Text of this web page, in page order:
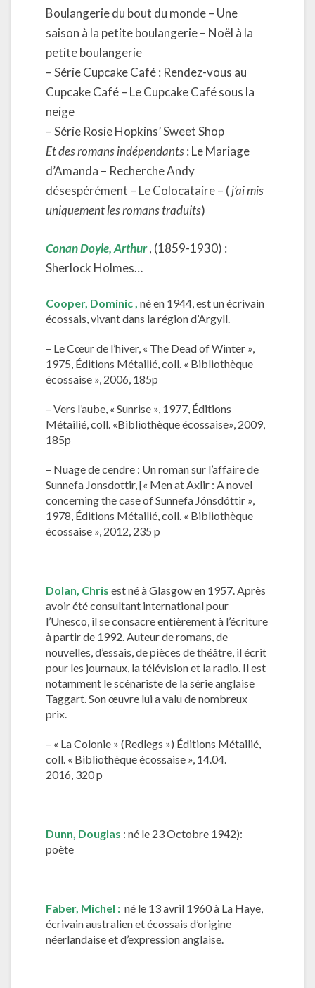
Boulangerie du bout du monde – Une
saison à la petite boulangerie – Noël à la
petite boulangerie
– Série Cupcake Café : Rendez-vous au
Cupcake Café – Le Cupcake Café sous la
neige
– Série Rosie Hopkins’ Sweet Shop
Et des romans indépendants: Le Mariage
d’Amanda – Recherche Andy
désespérément – Le Colocataire – (j’ai mis
uniquement les romans traduits)
Conan Doyle,Arthur, (1859-1930) :
Sherlock Holmes…
Cooper, Dominic, né en 1944, est un écrivain
écossais, vivant dans la région d’Argyll.
– Le Cœur de l’hiver, « The Dead of Winter »,
1975, Éditions Métailié, coll. « Bibliothèque
écossaise », 2006, 185p
– Vers l’aube, « Sunrise », 1977, Éditions
Métailié, coll. «Bibliothèque écossaise», 2009,
185p
– Nuage de cendre : Un roman sur l’affaire de
Sunnefa Jonsdottir, [« Men at Axlir : A novel
concerning the case of Sunnefa Jónsdóttir »,
1978, Éditions Métailié, coll. « Bibliothèque
écossaise », 2012, 235 p
Dolan, Chris est né à Glasgow en 1957. Après
avoir été consultant international pour
l’Unesco, il se consacre entièrement à l’écriture
à partir de 1992. Auteur de romans, de
nouvelles, d’essais, de pièces de théâtre, il écrit
pour les journaux, la télévision et la radio. Il est
notamment le scénariste de la série anglaise
Taggart. Son œuvre lui a valu de nombreux
prix.
– « La Colonie » (Redlegs ») Éditions Métailié,
coll. « Bibliothèque écossaise », 14.04.
2016, 320 p
Dunn, Douglas : né le 23 Octobre 1942):
poète
Faber, Michel : né le 13 avril 1960 à La Haye,
écrivain australien et écossais d’origine
néerlandaise et d’expression anglaise.